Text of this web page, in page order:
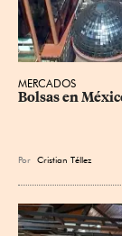
MERCADOS
Bolsas en
Por Cristian Téllez